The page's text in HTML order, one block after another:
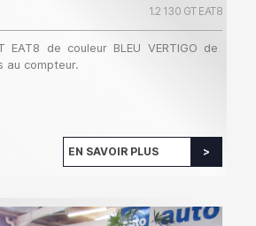
1.2 130 GT EAT8
EAT8 de couleur BLEU VERTIGO de
au compteur.
EN SAVOIR PLUS